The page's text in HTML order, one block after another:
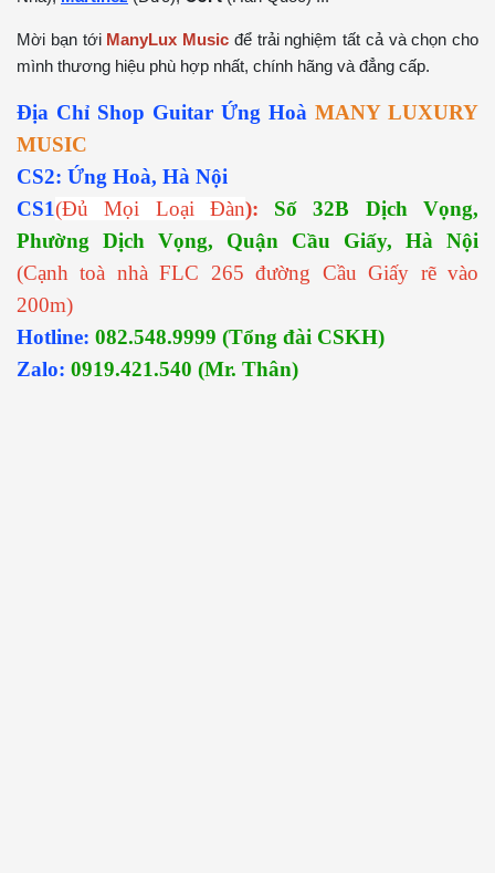
Mời bạn tới ManyLux Music để trải nghiệm tất cả và chọn cho
mình thương hiệu phù hợp nhất, chính hãng và đẳng cấp.
Địa Chỉ Shop Guitar Ứng Hoà MANY LUXURY
MUSIC
CS2: Ứng Hoà, Hà Nội
CS1(Đủ Mọi Loại Đàn):
Số 32B Dịch Vọng,
Phường Dịch Vọng, Quận Cầu Giấy, Hà Nội
(Cạnh toà nhà FLC 265 đường Cầu Giấy rẽ vào
200m)
Hotline: 082.548.9999 (Tổng đài CSKH)
Zalo: 0919.421.540 (Mr. Thân)